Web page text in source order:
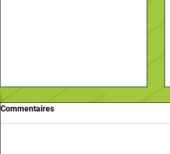
Commentaires